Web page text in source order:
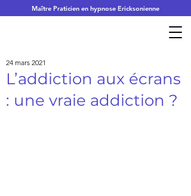
Maître Praticien en hypnose Ericksonienne
L’addiction aux écrans
: une vraie addiction ?
24 mars 2021